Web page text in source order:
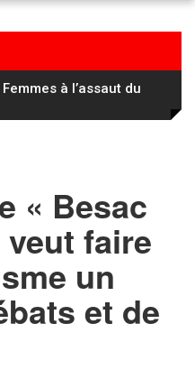
à l’assaut du
« Besac
faire
un
et de